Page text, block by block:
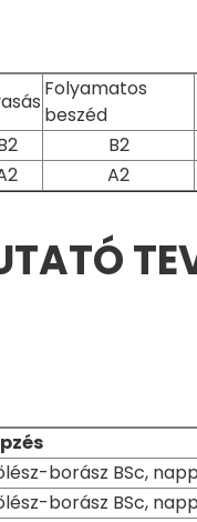
Folyamatos
beszéd
B2
A2
borász BSc,
borász BSc,